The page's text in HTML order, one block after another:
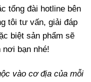
tổng đài hotline bên
tôi tư vấn, giải đáp
biệt sản phẩm sẽ
nơi bạn nhé!
vào cơ địa của mỗi